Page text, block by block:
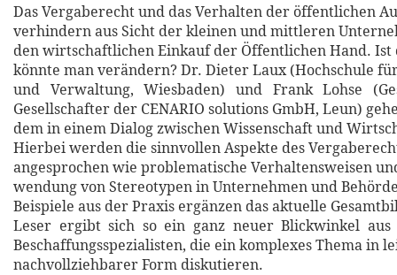
Das Vergaberecht und das Verhalten der öffentlichen
verhindern aus Sicht der kleinen und mittleren
den wirtschaftlichen Einkauf der Öffentlichen Hand. Ist
könnte man verändern? Dr. Dieter Laux (Hochschule
und Verwaltung, Wiesbaden) und Frank Lohse
Gesellschafter der CENARIO solutions GmbH, Leun)
dem in einem Dialog zwischen Wissenschaft und
Hierbei werden die sinnvollen Aspekte des
angesprochen wie problematische Verhaltensweisen
wendung von Stereotypen in Unternehmen und
Beispiele aus der Praxis ergänzen das aktuelle
Leser ergibt sich so ein ganz neuer Blickwinkel
Beschaffungsspezialisten, die ein komplexes Thema in
nachvollziehbarer Form diskutieren.